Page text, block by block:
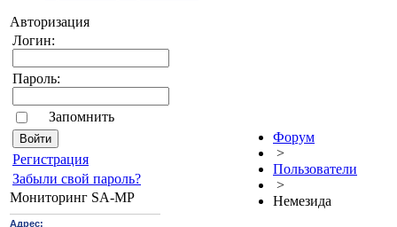
Авторизация
Логин:
Пароль:
Запомнить
Pегиcтрaция
Забыли свой пароль?
Мониторинг SA-MP
Форум
>
Пользователи
>
Немезида